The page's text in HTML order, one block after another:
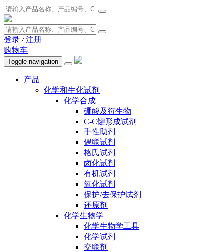
登录 / 注册
购物车
Toggle navigation
产品
化学和生化试剂
化学合成
硼酸及衍生物
C-C键形成试剂
手性助剂
偶联试剂
格氏试剂
卤化试剂
有机试剂
氧化试剂
保护/去保护试剂
还原剂
化学生物学
化学生物学工具
化学试剂
交联剂